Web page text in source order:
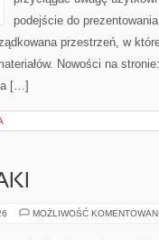
podejście do
przestrzeń, w
Nowości na
[…]
MOŻLIWOŚĆ